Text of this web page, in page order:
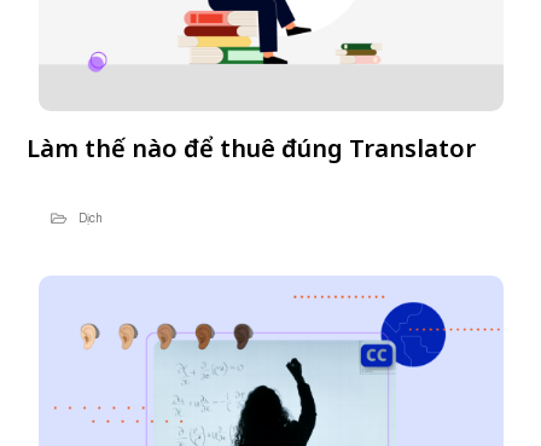
Làm thế nào để thuê đúng Translator
Dịch